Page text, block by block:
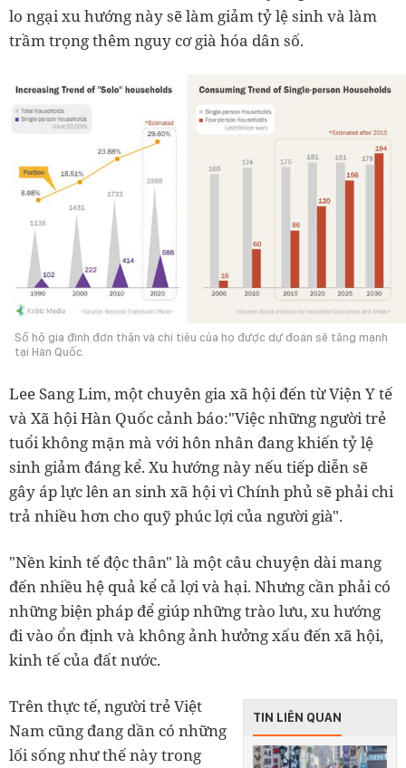
lo ngại xu hướng này sẽ làm giảm tỷ lệ sinh và làm
trầm trọng thêm nguy cơ già hóa dân số.
Số hộ gia đình đơn thân và chi tiêu của họ được dự đoán sẽ tăng mạnh
tại Hàn Quốc.
Lee Sang Lim, một chuyên gia xã hội đến từ Viện Y tế
và Xã hội Hàn Quốc cảnh báo:"Việc những người trẻ
tuổi không mặn mà với hôn nhân đang khiến tỷ lệ
sinh giảm đáng kể. Xu hướng này nếu tiếp diễn sẽ
gây áp lực lên an sinh xã hội vì Chính phủ sẽ phải chi
trả nhiều hơn cho quỹ phúc lợi của người già".
"Nền kinh tế độc thân" là một câu chuyện dài mang
đến nhiều hệ quả kể cả lợi và hại. Nhưng cần phải có
những biện pháp để giúp những trào lưu, xu hướng
đi vào ổn định và không ảnh hưởng xấu đến xã hội,
kinh tế của đất nước.
TIN LIÊN QUAN
Trên thực tế, người trẻ Việt
Nam cũng đang dần có những
lối sống như thế này trong